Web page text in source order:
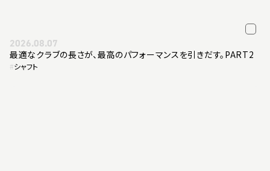
2026.08.07
最適なクラブの長さが、最高のパフォーマンスを引きだす。PART2
#シャフト